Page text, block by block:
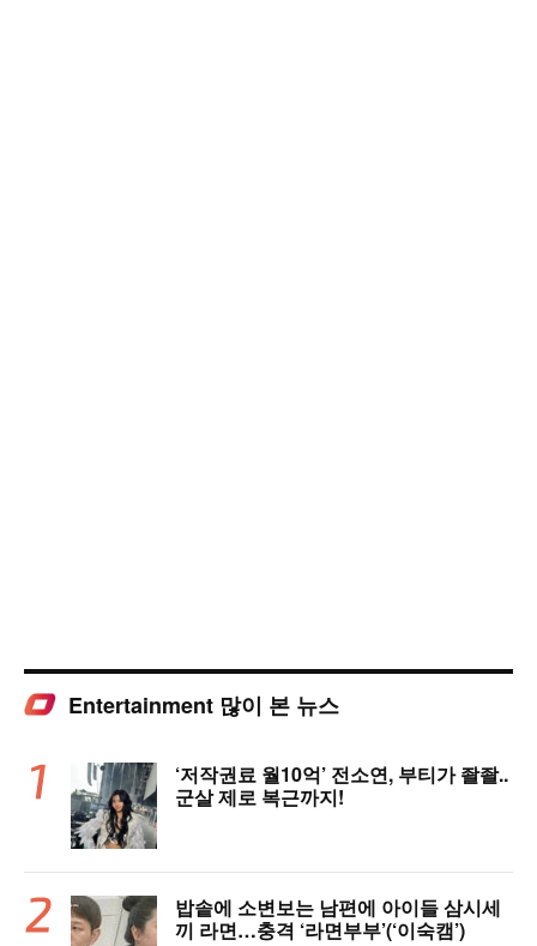
Entertainment 많이 본 뉴스
‘저작권료 월10억’ 전소연, 부티가 좔좔..
군살 제로 복근까지!
밥솥에 소변보는 남편에 아이들 삼시세
끼 라면…충격 ‘라면부부’(‘이숙캠’)